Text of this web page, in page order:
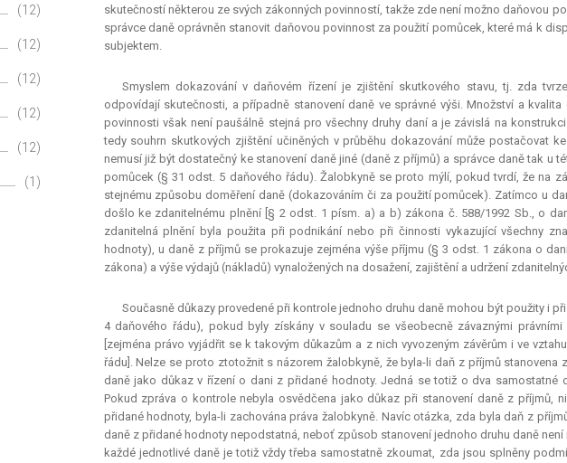
skutečností některou ze svých zákonných povinností, takže zde není možno daňovou
správce daně oprávněn stanovit daňovou povinnost za použití pomůcek, které má k
subjektem.
Smyslem dokazování v daňovém řízení je zjištění skutkového stavu, tj. zda
odpovídají skutečnosti, a případně stanovení daně ve správné výši. Množství a
povinnosti však není paušálně stejná pro všechny druhy daní a je závislá na
tedy souhrn skutkových zjištění učiněných v průběhu dokazování může postačovat
nemusí již být dostatečný ke stanovení daně jiné (daně z příjmů) a správce daně tak u
pomůcek (§ 31 odst. 5 daňového řádu). Žalobkyně se proto mýlí, pokud tvrdí, že na
stejnému způsobu doměření daně (dokazováním či za použití pomůcek). Zatímco u
došlo ke zdanitelnému plnění [§ 2 odst. 1 písm. a) a b) zákona č. 588/1992 Sb., o
zdanitelná plnění byla použita při podnikání nebo při činnosti vykazující všechny
hodnoty), u daně z příjmů se prokazuje zejména výše příjmu (§ 3 odst. 1 zákona o
zákona) a výše výdajů (nákladů) vynaložených na dosažení, zajištění a udržení
Současně důkazy provedené při kontrole jednoho druhu daně mohou být použity i
4 daňového řádu), pokud byly získány v souladu se všeobecně závaznými
[zejména právo vyjádřit se k takovým důkazům a z nich vyvozeným závěrům i ve
řádu]. Nelze se proto ztotožnit s názorem žalobkyně, že byla-li daň z příjmů
daně jako důkaz v řízení o dani z přidané hodnoty. Jedná se totiž o dva samostatné
Pokud zpráva o kontrole nebyla osvědčena jako důkaz při stanovení daně z příjmů,
přidané hodnoty, byla-li zachována práva žalobkyně. Navíc otázka, zda byla daň z
daně z přidané hodnoty nepodstatná, neboť způsob stanovení jednoho druhu daně
každé jednotlivé daně je totiž vždy třeba samostatně zkoumat, zda jsou splněny
(12)
(12)
(12)
(12)
(12)
(1)